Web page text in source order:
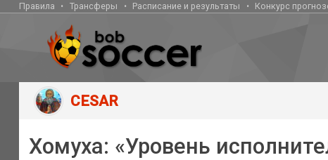
Правила Трансферы Расписание и результаты Конкурс
CESAR
Хомуха: «Уровень